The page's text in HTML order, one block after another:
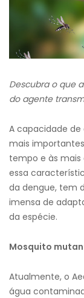
Descubra o que
do agente
A capacidade
mais
tempo e às
essa
da dengue, tem
imensa de
da espécie.
Mosquito
Atualmente, o
água